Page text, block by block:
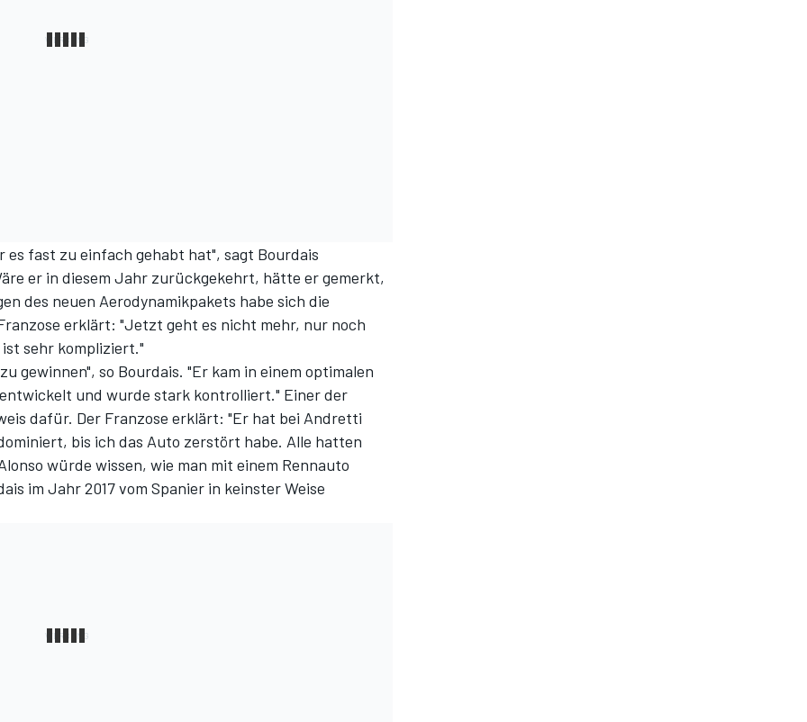
es fast zu einfach gehabt hat", sagt Bourdais
er in diesem Jahr zurückgekehrt, hätte er gemerkt,
des neuen Aerodynamikpakets habe sich die
erklärt: "Jetzt geht es nicht mehr, nur noch
ist sehr kompliziert."
gewinnen", so Bourdais. "Er kam in einem optimalen
und wurde stark kontrolliert." Einer der
dafür. Der Franzose erklärt: "Er hat bei Andretti
bis ich das Auto zerstört habe. Alle hatten
würde wissen, wie man mit einem Rennauto
im Jahr 2017 vom Spanier in keinster Weise